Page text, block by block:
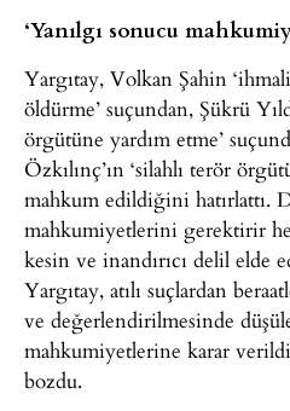
‘Yanılgı sonucu
Yargıtay, Volkan Şahin
öldürme’ suçundan, Şükrü
örgütüne yardım etme’
Özkılınç’ın ‘silahlı terör
mahkum edildiğini hatırlattı.
mahkumiyetlerini gerektirir
kesin ve inandırıcı delil
Yargıtay, atılı suçlardan
ve değerlendirilmesinde
mahkumiyetlerine karar
bozdu.